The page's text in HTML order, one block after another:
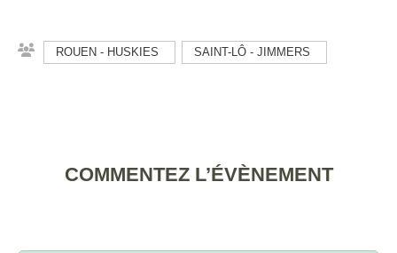
ROUEN - HUSKIES SAINT-LÔ - JIMMERS
COMMENTEZ L’ÉVÈNEMENT